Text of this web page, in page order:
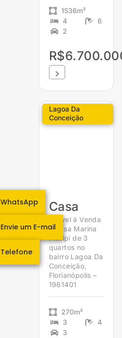
1536m²
4
6
2
Lagoa Da
Conceição
Casa
Imóvel á Venda
– Casa Marina
Phillipi de 3
quartos no
bairro Lagoa Da
Conceição,
Florianópolis –
1961401
270m²
3
4
3
WhatsApp
Envie um E-mail
Telefone